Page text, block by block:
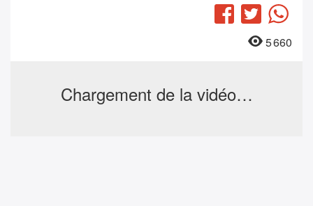
Facebook
Twitter
5 660
Chargement de la vidéo…